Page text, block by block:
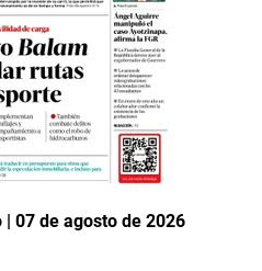
| 07 de agosto de 2026